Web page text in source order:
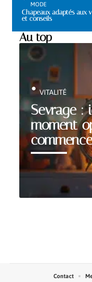
MODE
Chapeaux adaptés aux
et conseils
Au top
Sevrage :
moment
VITALITÉ
Contact